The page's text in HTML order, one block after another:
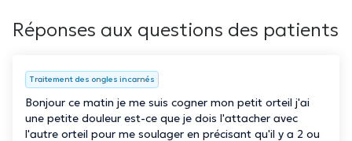
Réponses aux questions des patients
Traitement des ongles incarnés
Bonjour ce matin je me suis cogner mon petit orteil j'ai
une petite douleur est-ce que je dois l'attacher avec
l'autre orteil pour me soulager en précisant qu'il y a 2 ou